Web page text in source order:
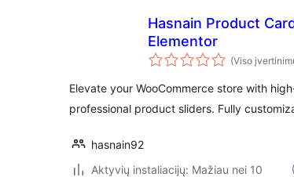
Hasnain Product
Elementor
(Viso
Elevate your WooCommerce store with
professional product sliders. Fully
hasnain92
Aktyvių instaliacijų: Mažiau nei 10